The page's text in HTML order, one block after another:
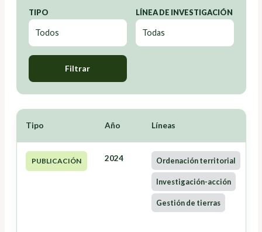
TIPO LÍNEA DE INVESTIGACIÓN
Filtrar
Tipo Año Líneas
PUBLICACIÓN 2024 Ordenación territorial
Investigación-acción
Gestión de tierras